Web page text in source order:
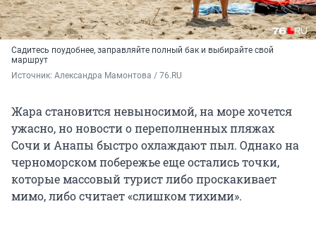
Садитесь поудобнее, заправляйте полный бак и выбирайте свой
маршрут
Источник: Александра Мамонтова / 76.RU
Жара становится невыносимой, на море хочется
ужасно, но новости о переполненных пляжах
Сочи и Анапы быстро охлаждают пыл. Однако на
черноморском побережье еще остались точки,
которые массовый турист либо проскакивает
мимо, либо считает «слишком тихими».